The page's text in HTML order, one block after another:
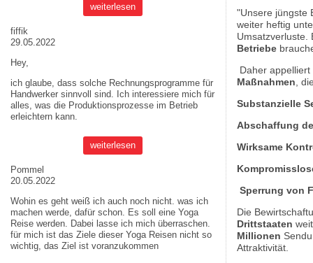
weiterlesen
fiffik
29.05.2022
Hey,
ich glaube, dass solche Rechnungsprogramme für
Handwerker sinnvoll sind. Ich interessiere mich für
alles, was die Produktionsprozesse im Betrieb
erleichtern kann.
weiterlesen
Pommel
20.05.2022
Wohin es geht weiß ich auch noch nicht. was ich
machen werde, dafür schon. Es soll eine Yoga
Reise werden. Dabei lasse ich mich überraschen.
für mich ist das Ziele dieser Yoga Reisen nicht so
wichtig, das Ziel ist voranzukommen
"Unsere jüngste
weiter heftig
Betriebe
Daher
Maßnahmen ,
Substanzielle
Abschaffung
Wirksame
Sperrung von
Die
Drittstaaten
Millionen
Attraktivität.